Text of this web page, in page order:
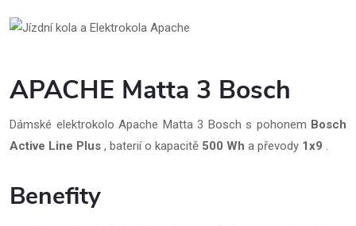
APACHE Matta 3 Bosch
Dámské elektrokolo Apache Matta 3 Bosch s pohonem Bosch
Active Line Plus , baterií o kapacitě 500 Wh a převody 1x9 .
Benefity